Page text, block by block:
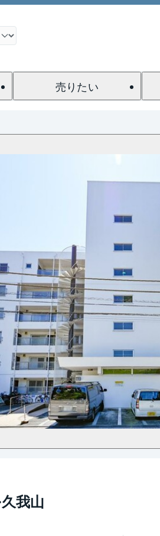
売りたい
我山